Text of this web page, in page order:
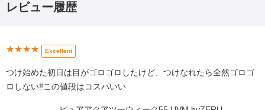
レビュー履歴
★★★★ Excellent
つけ始めた初日は目がゴロゴロしたけど、つけなれたら全然ゴロゴ
ロしない‼️この値段はコスパいい